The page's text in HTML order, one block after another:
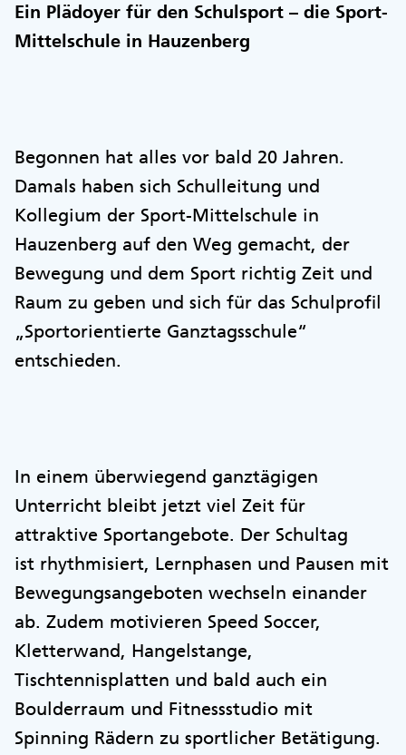
Ein Plädoyer für den Schulsport – die Sport-
Mittelschule in Hauzenberg
Begonnen hat alles vor bald 20 Jahren.
Damals haben sich Schulleitung und
Kollegium der Sport-Mittelschule in
Hauzenberg auf den Weg gemacht, der
Bewegung und dem Sport richtig Zeit und
Raum zu geben und sich für das Schulprofil
„Sportorientierte Ganztagsschule“
entschieden.
In einem überwiegend ganztägigen
Unterricht bleibt jetzt viel Zeit für
attraktive Sportangebote. Der Schultag
ist rhythmisiert, Lernphasen und Pausen mit
Bewegungsangeboten wechseln einander
ab. Zudem motivieren Speed Soccer,
Kletterwand, Hangelstange,
Tischtennisplatten und bald auch ein
Boulderraum und Fitnessstudio mit
Spinning Rädern zu sportlicher Betätigung.